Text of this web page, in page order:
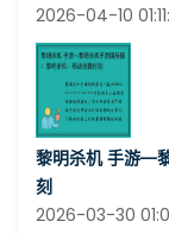
2026-04-10
黎明杀机 手游—
刻
2026-03-30